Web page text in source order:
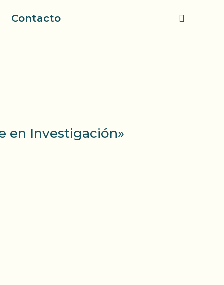
Contacto
en Investigación»